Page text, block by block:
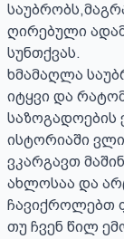
ღირებული
სუნთქვას.
ხმამაღლა
იტყვი და
საზოგადოების
ისტორიაში
ვკარგავთ
ახლოსაა და
ჩავიქროლებთ
თუ ჩვენ წილ